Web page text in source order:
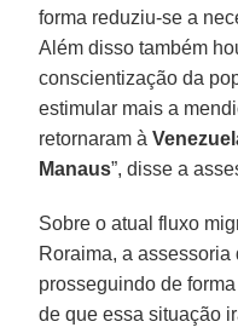
forma reduziu-se a
Além disso também
conscientização da
estimular mais a
retornaram à
Manaus”, disse a
Sobre o atual fluxo
Roraima, a
prosseguindo de
de que essa situação